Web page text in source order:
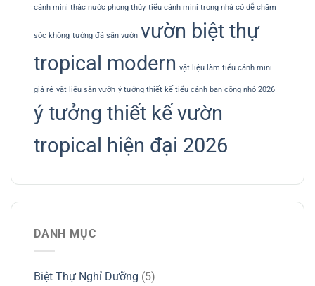
cảnh mini thác nước phong thủy tiểu cảnh mini trong nhà có dễ chăm
sóc không tường đá sân vườn vườn biệt thự
tropical modern vật liệu làm tiểu cảnh mini
giá rẻ vật liệu sân vườn ý tưởng thiết kế tiểu cảnh ban công nhỏ 2026
ý tưởng thiết kế vườn
tropical hiện đại 2026
DANH MỤC
Biệt Thự Nghỉ Dưỡng (5)